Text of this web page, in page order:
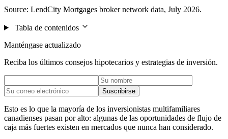
Source: LendCity Mortgages broker network data, July 2026.
Tabla de contenidos
Manténgase actualizado
Reciba los últimos consejos hipotecarios y estrategias de inversión.
Suscribirse
Esto es lo que la mayoría de los inversionistas multifamiliares
canadienses pasan por alto: algunas de las oportunidades de flujo de
caja más fuertes existen en mercados que nunca han considerado.